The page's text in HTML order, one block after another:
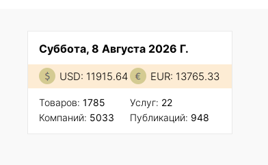
Суббота, 8 Августа 2026 Г.
USD: 11915.64 EUR: 13765.33
Товаров: 1785
Компаний: 5033
Услуг: 22
Публикаций: 948